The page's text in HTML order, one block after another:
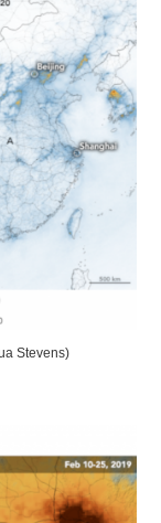
Stevens)